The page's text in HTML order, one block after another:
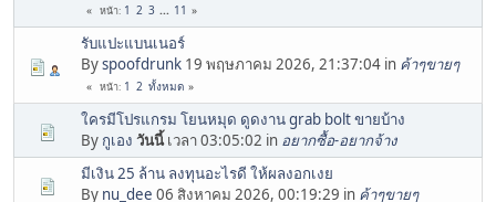
หน้า 1 2 3 ... 11
รับแปะแบนเนอร์
Byspoofdrunk 19 พฤษภาคม 2026, 21:37:04 in ค้าๆขายๆ
หน้า 1 2 ทั้งหมด
ใครมีโปรแกรม โยนหมุด ดูดงาน grab bolt ขายบ้าง
By กูเอง วันนี้เวลา 03:05:02 in อยากซื้อ-อยากจ้าง
มีเงิน 25 ล้าน ลงทุนอะไรดี ให้ผลงอกเงย
By nu_dee 06 สิงหาคม 2026, 00:19:29 in ค้าๆขายๆ